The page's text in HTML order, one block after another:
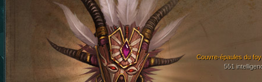
Couvre-épaules du
551